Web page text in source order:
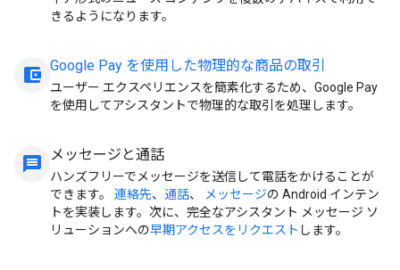
きるようになります。
account_balance_wallet Google Pay を使用した物理的な商品の取引
ユーザー エクスペリエンスを簡素化するため、Google Pay
を使用してアシスタントで物理的な取引を処理します。
message メッセージと通話
ハンズフリーでメッセージを送信して電話をかけることが
できます。
連絡先、 通話、 メッセージの Android インテン
トを実装します。次に、完全なアシスタント メッセージ ソ
リューションへの早期アクセスをリクエスト します。